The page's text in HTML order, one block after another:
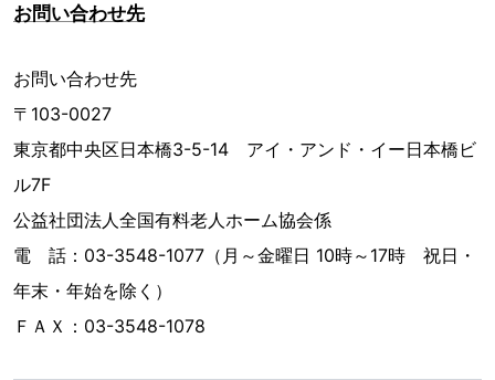
お問い合わせ先
お問い合わせ先
〒103-0027
東京都中央区日本橋3-5-14 アイ・アンド・イー日本橋ビ
ル7F
公益社団法人全国有料老人ホーム協会係
電 話：03-3548-1077（月～金曜日 10時～17時 祝日・
年末・年始を除く）
ＦＡＸ：03-3548-1078